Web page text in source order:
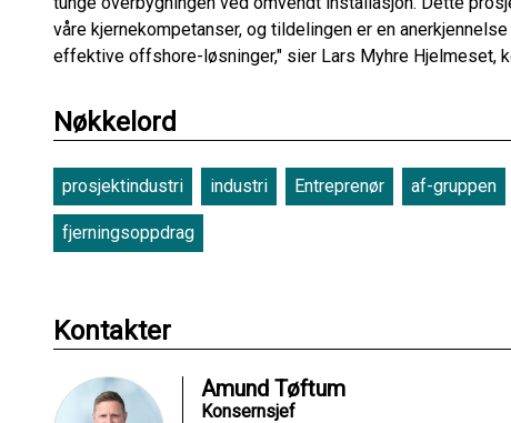
våre kjernekompetanser, og tildelingen er en
effektive offshore-løsninger," sier Lars Myhre Hjelmeset,
Nøkkelord
prosjektindustri industri Entreprenør af-gruppen
fjerningsoppdrag
Kontakter
Amund Tøftum
Konsernsjef